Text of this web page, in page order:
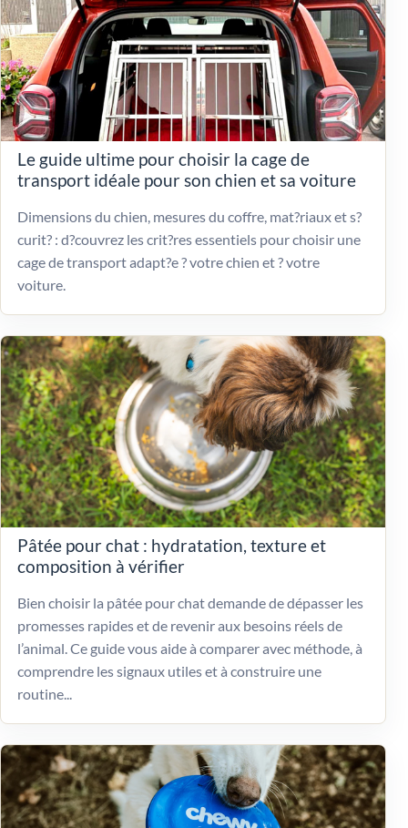
Le guide ultime pour choisir la cage de
transport idéale pour son chien et sa voiture
Dimensions du chien, mesures du coffre, mat?riaux et s?
curit? : d?couvrez les crit?res essentiels pour choisir une
cage de transport adapt?e ? votre chien et ? votre
voiture.
Pâtée pour chat : hydratation, texture et
composition à vérifier
Bien choisir la pâtée pour chat demande de dépasser les
promesses rapides et de revenir aux besoins réels de
l’animal. Ce guide vous aide à comparer avec méthode, à
comprendre les signaux utiles et à construire une
routine...